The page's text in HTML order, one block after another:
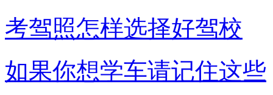
考驾照怎样选择好驾校
如果你想学车请记住这些